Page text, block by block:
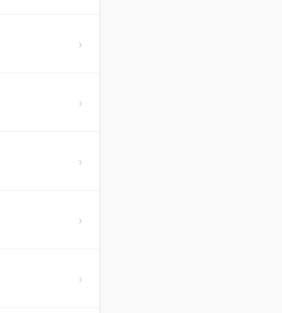
›
›
›
›
›